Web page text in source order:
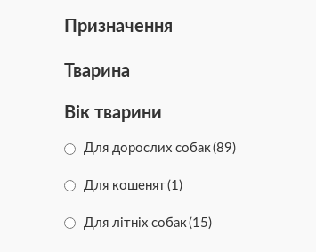
Призначення
Тварина
Вік тварини
Для дорослих собак(89)
Для кошенят(1)
Для літніх собак (15)